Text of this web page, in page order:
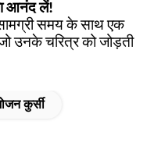
आनंद लें!
समय के साथ एक
उनके चरित्र को जोड़ती
कुर्सी